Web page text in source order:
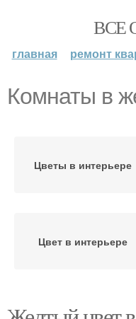
ВСЕ
главная ремонт
Комнаты в
Цветы в интерьере
Цвет в интерьере